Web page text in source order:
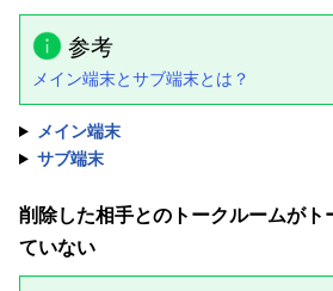
参考
メイン端末とサブ端末とは？
メイン端末
サブ端末
削除した相手とのトークルームが
ていない